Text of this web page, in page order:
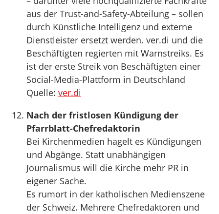
aus der Trust-and-Safety-Abteilung – sollen
durch Künstliche Intelligenz und externe
Dienstleister ersetzt werden. ver.di und die
Beschäftigten regierten mit Warnstreiks. Es
ist der erste Streik von Beschäftigten einer
Social-Media-Plattform in Deutschland
Quelle: ver.di
Nach der fristlosen Kündigung der
Pfarrblatt-Chefredaktorin
Bei Kirchenmedien hagelt es Kündigungen
und Abgänge. Statt unabhängigen
Journalismus will die Kirche mehr PR in
eigener Sache.
Es rumort in der katholischen Medienszene
der Schweiz. Mehrere Chefredaktoren und